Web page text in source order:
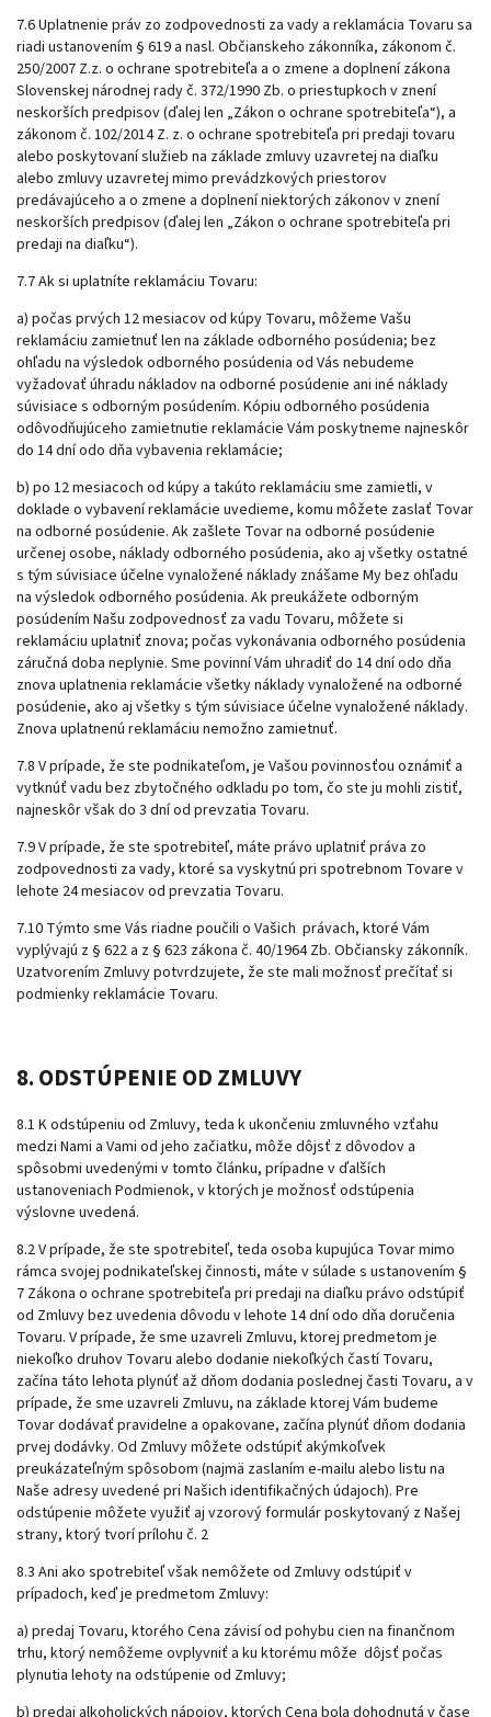
7.6 Uplatnenie práv zo zodpovednosti za vady a reklamácia Tovaru sa
riadi ustanovením § 619 a nasl. Občianskeho zákonníka, zákonom č.
250/2007 Z.z. o ochrane spotrebiteľa a o zmene a doplnení zákona
Slovenskej národnej rady č. 372/1990 Zb. o priestupkoch v znení
neskorších predpisov (ďalej len „Zákon o ochrane spotrebiteľa“), a
zákonom č. 102/2014 Z. z. o ochrane spotrebiteľa pri predaji tovaru
alebo poskytovaní služieb na základe zmluvy uzavretej na diaľku
alebo zmluvy uzavretej mimo prevádzkových priestorov
predávajúceho a o zmene a doplnení niektorých zákonov v znení
neskorších predpisov (ďalej len „Zákon o ochrane spotrebiteľa pri
predaji na diaľku“).
7.7 Ak si uplatníte reklamáciu Tovaru:
a) počas prvých 12 mesiacov od kúpy Tovaru, môžeme Vašu
reklamáciu zamietnuť len na základe odborného posúdenia; bez
ohľadu na výsledok odborného posúdenia od Vás nebudeme
vyžadovať úhradu nákladov na odborné posúdenie ani iné náklady
súvisiace s odborným posúdením. Kópiu odborného posúdenia
odôvodňujúceho zamietnutie reklamácie Vám poskytneme najneskôr
do 14 dní odo dňa vybavenia reklamácie;
b) po 12 mesiacoch od kúpy a takúto reklamáciu sme zamietli, v
doklade o vybavení reklamácie uvedieme, komu môžete zaslať Tovar
na odborné posúdenie. Ak zašlete Tovar na odborné posúdenie
určenej osobe, náklady odborného posúdenia, ako aj všetky ostatné
s tým súvisiace účelne vynaložené náklady znášame My bez ohľadu
na výsledok odborného posúdenia. Ak preukážete odborným
posúdením Našu zodpovednosť za vadu Tovaru, môžete si
reklamáciu uplatniť znova; počas vykonávania odborného posúdenia
záručná doba neplynie. Sme povinní Vám uhradiť do 14 dní odo dňa
znova uplatnenia reklamácie všetky náklady vynaložené na odborné
posúdenie, ako aj všetky s tým súvisiace účelne vynaložené náklady.
Znova uplatnenú reklamáciu nemožno zamietnuť.
7.8 V prípade, že ste podnikateľom, je Vašou povinnosťou oznámiť a
vytknúť vadu bez zbytočného odkladu po tom, čo ste ju mohli zistiť,
najneskôr však do 3 dní od prevzatia Tovaru.
7.9 V prípade, že ste spotrebiteľ, máte právo uplatniť práva zo
zodpovednosti za vady, ktoré sa vyskytnú pri spotrebnom Tovare v
lehote 24 mesiacov od prevzatia Tovaru.
7.10 Týmto sme Vás riadne poučili o Vašich právach, ktoré Vám
vyplývajú z § 622 a z § 623 zákona č. 40/1964 Zb. Občiansky zákonník.
Uzatvorením Zmluvy potvrdzujete, že ste mali možnosť prečítať si
podmienky reklamácie Tovaru.
8. ODSTÚPENIE OD ZMLUVY
8.1 K odstúpeniu od Zmluvy, teda k ukončeniu zmluvného vzťahu
medzi Nami a Vami od jeho začiatku, môže dôjsť z dôvodov a
spôsobmi uvedenými v tomto článku, prípadne v ďalších
ustanoveniach Podmienok, v ktorých je možnosť odstúpenia
výslovne uvedená.
8.2 V prípade, že ste spotrebiteľ, teda osoba kupujúca Tovar mimo
rámca svojej podnikateľskej činnosti, máte v súlade s ustanovením §
7 Zákona o ochrane spotrebiteľa pri predaji na diaľku právo odstúpiť
od Zmluvy bez uvedenia dôvodu v lehote 14 dní odo dňa doručenia
Tovaru. V prípade, že sme uzavreli Zmluvu, ktorej predmetom je
niekoľko druhov Tovaru alebo dodanie niekoľkých častí Tovaru,
začína táto lehota plynúť až dňom dodania poslednej časti Tovaru, a v
prípade, že sme uzavreli Zmluvu, na základe ktorej Vám budeme
Tovar dodávať pravidelne a opakovane, začína plynúť dňom dodania
prvej dodávky. Od Zmluvy môžete odstúpiť akýmkoľvek
preukázateľným spôsobom (najmä zaslaním e-mailu alebo listu na
Naše adresy uvedené pri Našich identifikačných údajoch). Pre
odstúpenie môžete využiť aj vzorový formulár poskytovaný z Našej
strany, ktorý tvorí prílohu č. 2
8.3 Ani ako spotrebiteľ však nemôžete od Zmluvy odstúpiť v
prípadoch, keď je predmetom Zmluvy:
a) predaj Tovaru, ktorého Cena závisí od pohybu cien na finančnom
trhu, ktorý nemôžeme ovplyvniť a ku ktorému môže dôjsť počas
plynutia lehoty na odstúpenie od Zmluvy;
b) predaj alkoholických nápojov, ktorých Cena bola dohodnutá v čase